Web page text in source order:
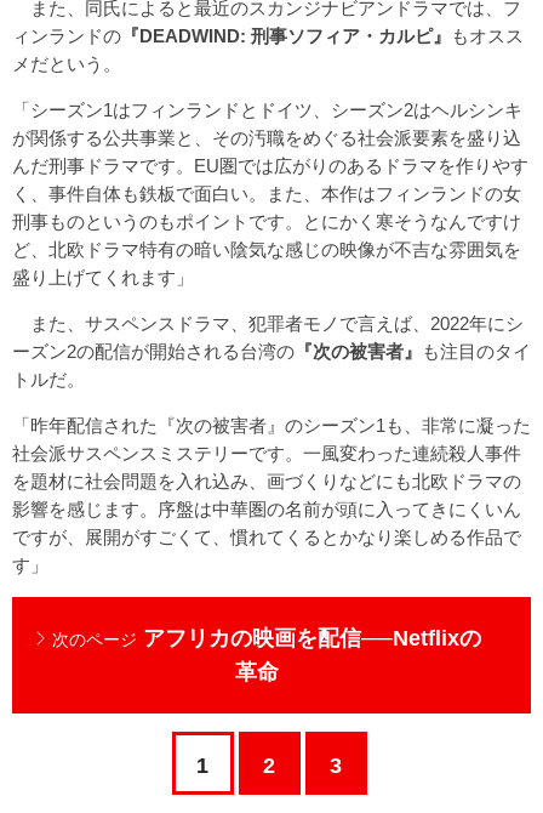
また、同氏によると最近のスカンジナビアンドラマでは、フ
ィンランドの 『DEADWIND: 刑事ソフィア・カルピ』
もオスス
メだという。
「シーズン1はフィンランドとドイツ、シーズン2はヘルシンキ
が関係する公共事業と、その汚職をめぐる社会派要素を盛り込
んだ刑事ドラマです。EU圏では広がりのあるドラマを作りやす
く、事件自体も鉄板で面白い。また、本作はフィンランドの女
刑事ものというのもポイントです。とにかく寒そうなんですけ
ど、北欧ドラマ特有の暗い陰気な感じの映像が不吉な雰囲気を
盛り上げてくれます」
また、サスペンスドラマ、犯罪者モノで言えば、2022年にシ
ーズン2の配信が開始される台湾の 『次の被害者』
も注目のタイ
トルだ。
「昨年配信された『次の被害者』のシーズン1も、非常に凝った
社会派サスペンスミステリーです。一風変わった連続殺人事件
を題材に社会問題を入れ込み、画づくりなどにも北欧ドラマの
影響を感じます。序盤は中華圏の名前が頭に入ってきにくいん
ですが、展開がすごくて、慣れてくるとかなり楽しめる作品で
す」
次のページ アフリカの映画を配信──Netflixの
革命
1 2 3